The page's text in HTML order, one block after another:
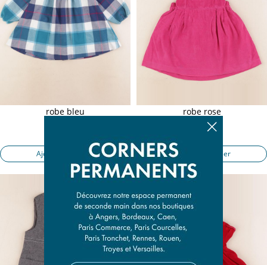
robe bleu
Ajouter au panier
robe rose
24 mois
Ajouter au panier